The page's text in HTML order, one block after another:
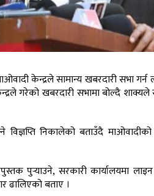
केन्द्रले सामान्य खबरदारी सभा
गरेको खबरदारी सभामा बोल्दै
विज्ञप्ति निकालेको बताउँदै
पुर्‍याउने, सरकारी कार्यालयमा
ढालिएको बताए ।